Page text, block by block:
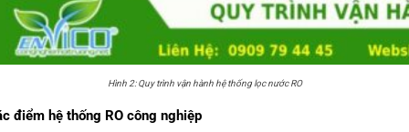
Hình 2: Quy trình vận hành hệ thống lọc nước RO
điểm hệ thống RO công nghiệp